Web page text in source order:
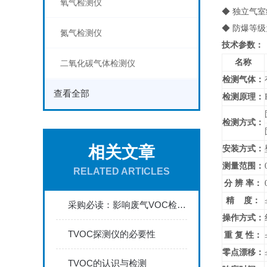
氧气检测仪
氮气检测仪
二氧化碳气体检测仪
查看全部
相关文章
RELATED ARTICLES
采购必读：影响废气VOC检测仪测量精度的七大关键因素
TVOC探测仪的必要性
TVOC的认识与检测
◆ 独立气室
◆ 防爆等级
技术参数：
名称
检测气体：
检测原理：
检测方式：
安装方式：
测量范围：
分 辨 率：
精 度：
操作方式：
重 复 性：
零点漂移：